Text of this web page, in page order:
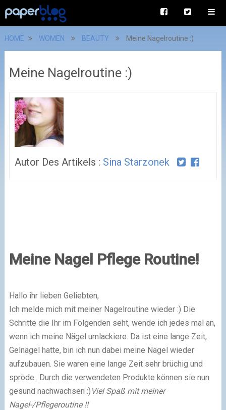
HOME WOMEN BEAUTY Meine Nagelroutine :)
Meine Nagelroutine :)
Autor Des Artikels : Sina Starzonek
Meine Nagel Pflege Routine!
Hallo ihr lieben Geliebten,
Ich melde mich mit meiner Nagelroutine wieder :) Die
Schritte die Ihr im Folgenden seht, wende ich jedes mal an,
wenn ich meine Nägel umlackiere. Da ist eine lange Zeit,
Gelnägel hatte, bin ich nun dabei meine Nägel wieder
aufzubauen. Sie waren eine lange Zeit sehr brüchig und
spröde.. Durch die verwendeten Produkte können sie nun
gesund nachwachsen :) Viel Spaß mit meiner
Nagel-/Pflegeroutine !!